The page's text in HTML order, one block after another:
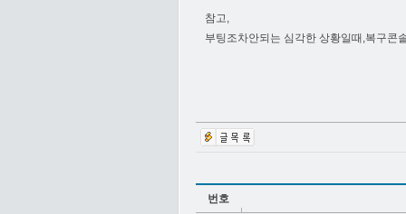
참고,
부팅조차안되는 심각한 상황일때,복구
번호